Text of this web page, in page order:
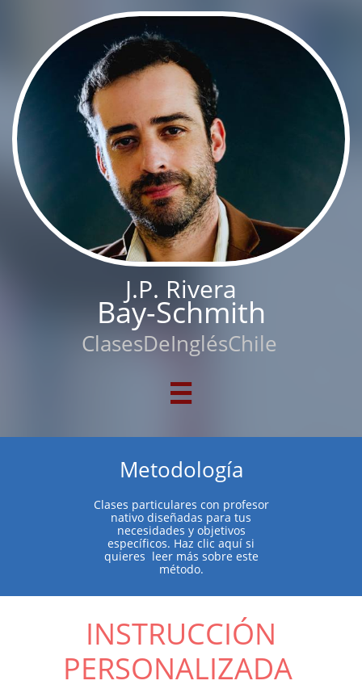
J.P. Rivera
Bay-Schmith
ClasesDeInglésChile

Metodología
Clases particulares con profesor
nativo diseñadas para tus
necesidades y objetivos
específicos. Haz clic aquí si
quieres leer más sobre este
método.
INSTRUCCIÓN
PERSONALIZADA